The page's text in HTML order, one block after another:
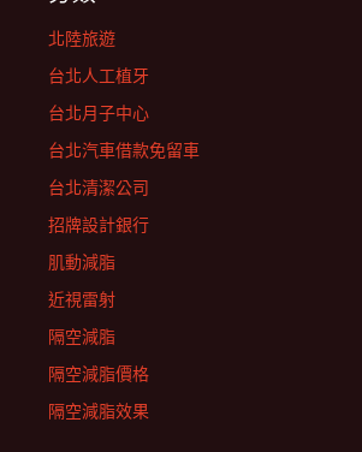
北陸旅遊
台北人工植牙
台北月子中心
台北汽車借款免留車
台北清潔公司
招牌設計銀行
肌動減脂
近視雷射
隔空減脂
隔空減脂價格
隔空減脂效果